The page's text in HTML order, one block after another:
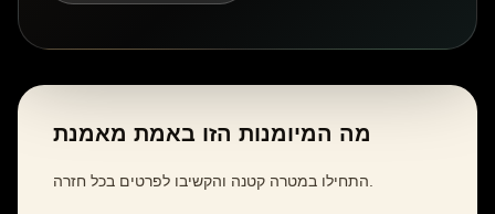
מה המיומנות הזו באמת מאמנת